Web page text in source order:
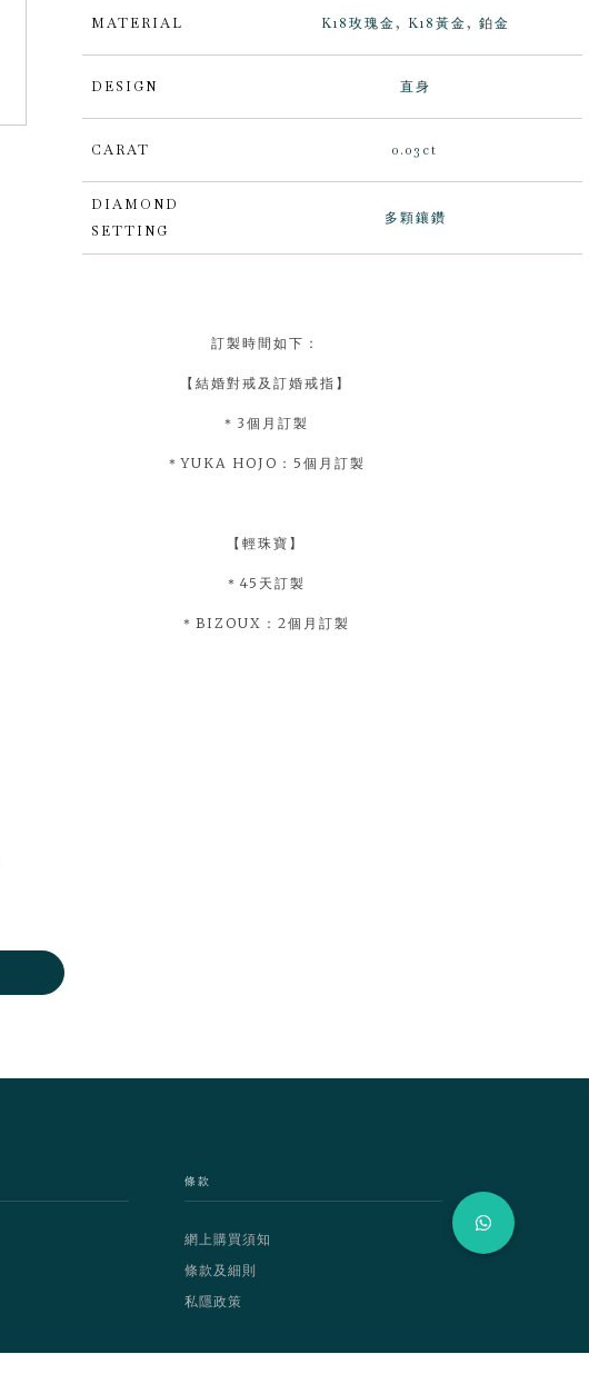
MATERIAL K18玫瑰金, K18黃金, 鉑金
DESIGN 直身
CARAT 0.03ct
DIAMOND
SETTING
多顆鑲鑽
訂製時間如下：
【結婚對戒及訂婚戒指】
＊3個月訂製
＊YUKA HOJO：5個月訂製
【輕珠寶】
＊45天訂製
＊BIZOUX：2個月訂製
條款
網上購買須知
條款及細則
私隱政策